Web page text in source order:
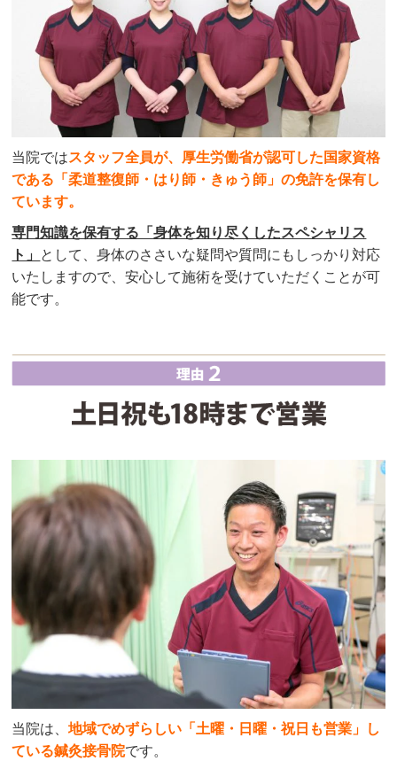
当院ではスタッフ全員が、厚生労働省が認可した国家資格
である「柔道整復師・はり師・きゅう師」の免許を保有し
ています。
専門知識を保有する「身体を知り尽くしたスペシャリス
ト」 として、身体のささいな疑問や質問にもしっかり対応
いたしますので、安心して施術を受けていただくことが可
能です。
当院は、地域でめずらしい「土曜・日曜・祝日も営業」し
ている鍼灸接骨院です。